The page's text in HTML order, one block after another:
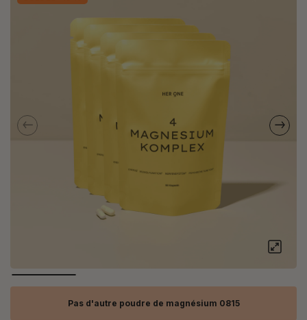
Pas d'autre poudre de magnésium 0815